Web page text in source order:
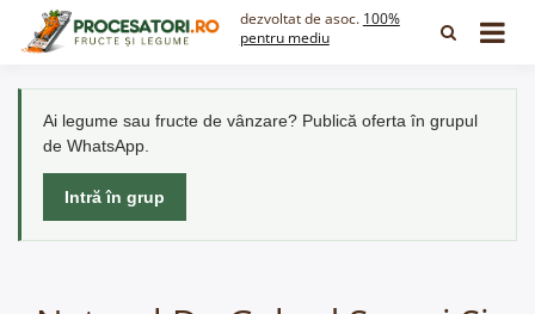
dezvoltat de asoc. 100%
pentru mediu
Ai legume sau fructe de vânzare? Publică oferta în grupul
de WhatsApp.
Intră în grup